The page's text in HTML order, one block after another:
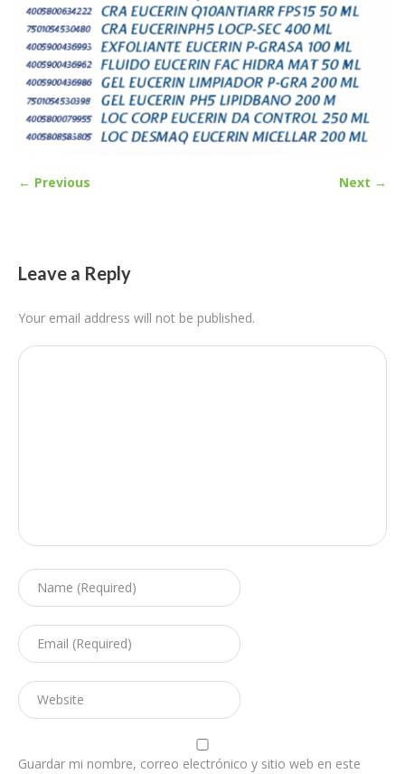
← Previous Next →
Leave a Reply
Your email address will not be published.
Guardar mi nombre, correo electrónico y sitio web en este